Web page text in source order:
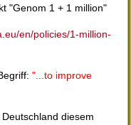
"Genom 1 + 1 million"
en/policies/1-million-
"...to improve
diesem